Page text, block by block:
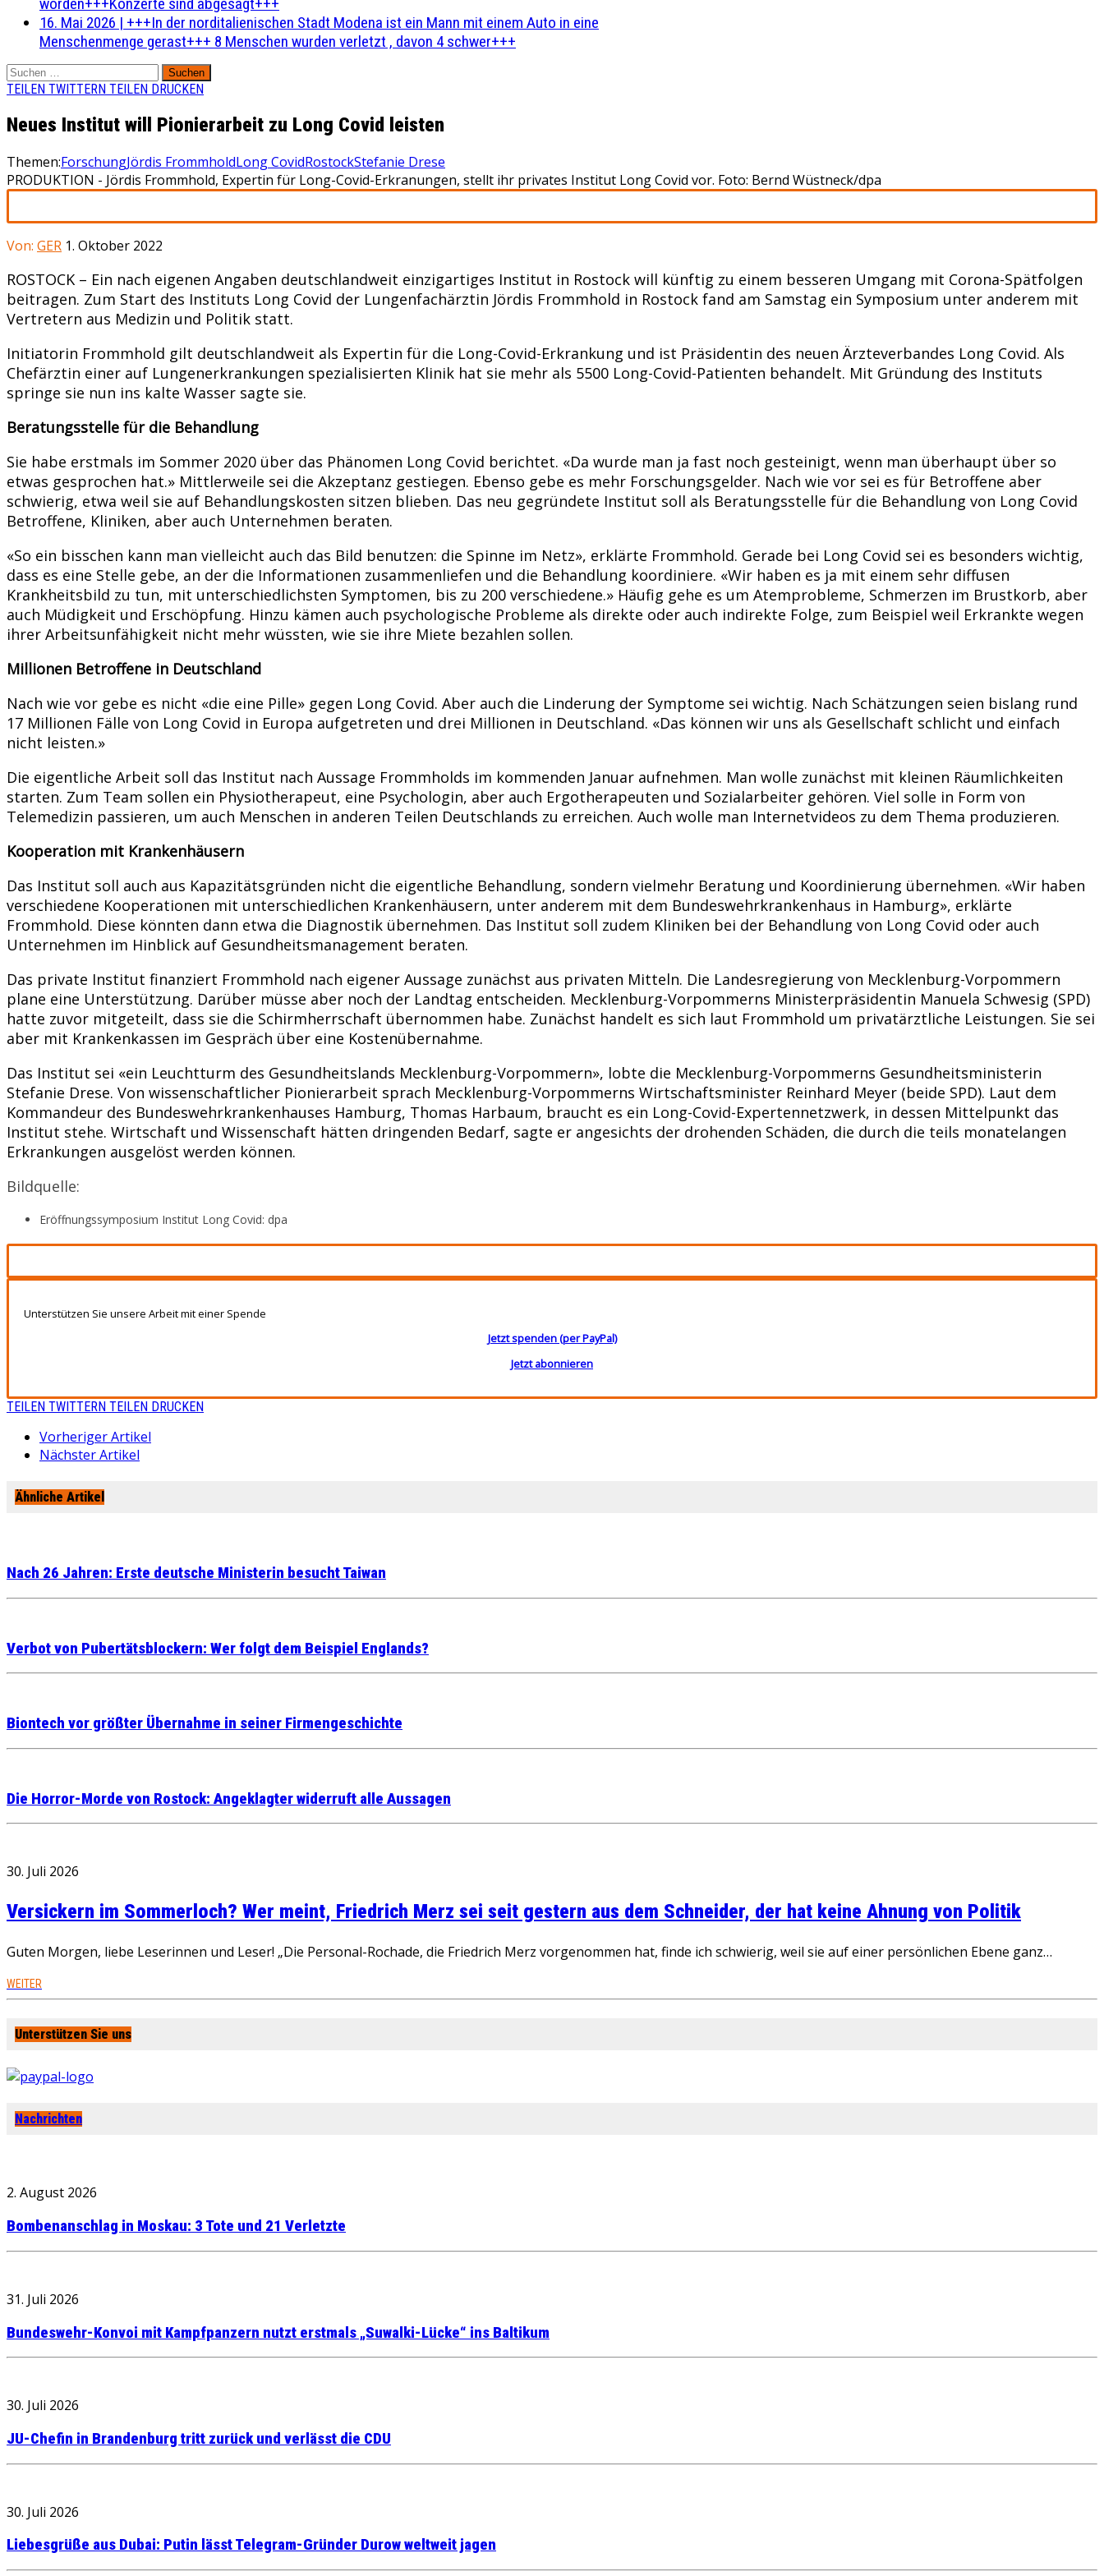
16. Mai 2026 | +++In der norditalienischen Stadt Modena ist ein Mann mit einem Auto in eine
Menschenmenge gerast+++ 8 Menschen wurden verletzt , davon 4 schwer+++
Suchen
nach:
TEILEN TWITTERN TEILEN DRUCKEN
Neues Institut will Pionierarbeit zu Long Covid leisten
Themen:ForschungJördis FrommholdLong CovidRostockStefanie Drese
PRODUKTION - Jördis Frommhold, Expertin für Long-Covid-Erkranungen, stellt ihr privates Institut Long Covid vor. Foto: Bernd Wüstneck/dpa
Von: GER 1. Oktober 2022
ROSTOCK – Ein nach eigenen Angaben deutschlandweit einzigartiges Institut in Rostock will künftig zu einem besseren Umgang mit Corona-Spätfolgen
beitragen. Zum Start des Instituts Long Covid der Lungenfachärztin Jördis Frommhold in Rostock fand am Samstag ein Symposium unter anderem mit
Vertretern aus Medizin und Politik statt.
Initiatorin Frommhold gilt deutschlandweit als Expertin für die Long-Covid-Erkrankung und ist Präsidentin des neuen Ärzteverbandes Long Covid. Als
Chefärztin einer auf Lungenerkrankungen spezialisierten Klinik hat sie mehr als 5500 Long-Covid-Patienten behandelt. Mit Gründung des Instituts
springe sie nun ins kalte Wasser sagte sie.
Beratungsstelle für die Behandlung
Sie habe erstmals im Sommer 2020 über das Phänomen Long Covid berichtet. «Da wurde man ja fast noch gesteinigt, wenn man überhaupt über so
etwas gesprochen hat.» Mittlerweile sei die Akzeptanz gestiegen. Ebenso gebe es mehr Forschungsgelder. Nach wie vor sei es für Betroffene aber
schwierig, etwa weil sie auf Behandlungskosten sitzen blieben. Das neu gegründete Institut soll als Beratungsstelle für die Behandlung von Long Covid
Betroffene, Kliniken, aber auch Unternehmen beraten.
«So ein bisschen kann man vielleicht auch das Bild benutzen: die Spinne im Netz», erklärte Frommhold. Gerade bei Long Covid sei es besonders wichtig,
dass es eine Stelle gebe, an der die Informationen zusammenliefen und die Behandlung koordiniere. «Wir haben es ja mit einem sehr diffusen
Krankheitsbild zu tun, mit unterschiedlichsten Symptomen, bis zu 200 verschiedene.» Häufig gehe es um Atemprobleme, Schmerzen im Brustkorb, aber
auch Müdigkeit und Erschöpfung. Hinzu kämen auch psychologische Probleme als direkte oder auch indirekte Folge, zum Beispiel weil Erkrankte wegen
ihrer Arbeitsunfähigkeit nicht mehr wüssten, wie sie ihre Miete bezahlen sollen.
Millionen Betroffene in Deutschland
Nach wie vor gebe es nicht «die eine Pille» gegen Long Covid. Aber auch die Linderung der Symptome sei wichtig. Nach Schätzungen seien bislang rund
17 Millionen Fälle von Long Covid in Europa aufgetreten und drei Millionen in Deutschland. «Das können wir uns als Gesellschaft schlicht und einfach
nicht leisten.»
Die eigentliche Arbeit soll das Institut nach Aussage Frommholds im kommenden Januar aufnehmen. Man wolle zunächst mit kleinen Räumlichkeiten
starten. Zum Team sollen ein Physiotherapeut, eine Psychologin, aber auch Ergotherapeuten und Sozialarbeiter gehören. Viel solle in Form von
Telemedizin passieren, um auch Menschen in anderen Teilen Deutschlands zu erreichen. Auch wolle man Internetvideos zu dem Thema produzieren.
Kooperation mit Krankenhäusern
Das Institut soll auch aus Kapazitätsgründen nicht die eigentliche Behandlung, sondern vielmehr Beratung und Koordinierung übernehmen. «Wir haben
verschiedene Kooperationen mit unterschiedlichen Krankenhäusern, unter anderem mit dem Bundeswehrkrankenhaus in Hamburg», erklärte
Frommhold. Diese könnten dann etwa die Diagnostik übernehmen. Das Institut soll zudem Kliniken bei der Behandlung von Long Covid oder auch
Unternehmen im Hinblick auf Gesundheitsmanagement beraten.
Das private Institut finanziert Frommhold nach eigener Aussage zunächst aus privaten Mitteln. Die Landesregierung von Mecklenburg-Vorpommern
plane eine Unterstützung. Darüber müsse aber noch der Landtag entscheiden. Mecklenburg-Vorpommerns Ministerpräsidentin Manuela Schwesig (SPD)
hatte zuvor mitgeteilt, dass sie die Schirmherrschaft übernommen habe. Zunächst handelt es sich laut Frommhold um privatärztliche Leistungen. Sie sei
aber mit Krankenkassen im Gespräch über eine Kostenübernahme.
Das Institut sei «ein Leuchtturm des Gesundheitslands Mecklenburg-Vorpommern», lobte die Mecklenburg-Vorpommerns Gesundheitsministerin
Stefanie Drese. Von wissenschaftlicher Pionierarbeit sprach Mecklenburg-Vorpommerns Wirtschaftsminister Reinhard Meyer (beide SPD). Laut dem
Kommandeur des Bundeswehrkrankenhauses Hamburg, Thomas Harbaum, braucht es ein Long-Covid-Expertennetzwerk, in dessen Mittelpunkt das
Institut stehe. Wirtschaft und Wissenschaft hätten dringenden Bedarf, sagte er angesichts der drohenden Schäden, die durch die teils monatelangen
Erkrankungen ausgelöst werden können.
Bildquelle:
Eröffnungssymposium Institut Long Covid: dpa
Unterstützen Sie unsere Arbeit mit einer Spende
Jetzt spenden (per PayPal)
Jetzt abonnieren
TEILEN TWITTERN TEILEN DRUCKEN
Vorheriger Artikel
Nächster Artikel
Ähnliche Artikel
Nach 26 Jahren: Erste deutsche Ministerin besucht Taiwan
Verbot von Pubertätsblockern: Wer folgt dem Beispiel Englands?
Biontech vor größter Übernahme in seiner Firmengeschichte
Die Horror-Morde von Rostock: Angeklagter widerruft alle Aussagen
30. Juli 2026
Versickern im Sommerloch? Wer meint, Friedrich Merz sei seit gestern aus dem Schneider, der hat keine Ahnung von Politik
Guten Morgen, liebe Leserinnen und Leser! „Die Personal-Rochade, die Friedrich Merz vorgenommen hat, finde ich schwierig, weil sie auf einer persönlichen Ebene ganz…
WEITER
Unterstützen Sie uns
Nachrichten
2. August 2026
Bombenanschlag in Moskau: 3 Tote und 21 Verletzte
31. Juli 2026
Bundeswehr-Konvoi mit Kampfpanzern nutzt erstmals „Suwalki-Lücke“ ins Baltikum
30. Juli 2026
JU-Chefin in Brandenburg tritt zurück und verlässt die CDU
30. Juli 2026
Liebesgrüße aus Dubai: Putin lässt Telegram-Gründer Durow weltweit jagen